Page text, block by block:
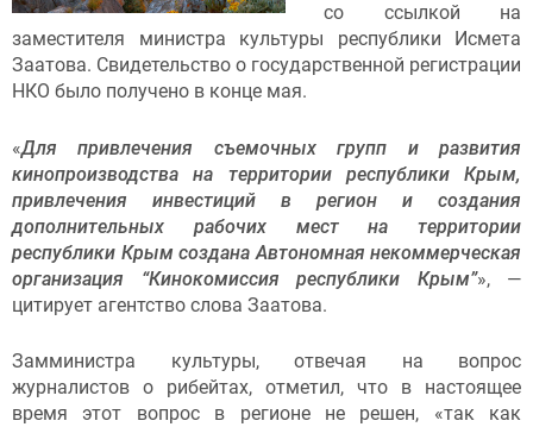
со ссылкой на
заместителя министра культуры республики Исмета
Заатова. Свидетельство о государственной регистрации
НКО было получено в конце мая.
«Для привлечения съемочных групп и развития
кинопроизводства на территории республики Крым,
привлечения инвестиций в регион и создания
дополнительных рабочих мест на территории
республики Крым создана Автономная некоммерческая
организация “Кинокомиссия республики Крым”», —
цитирует агентство слова Заатова.
Замминистра культуры, отвечая на вопрос
журналистов о рибейтах, отметил, что в настоящее
время этот вопрос в регионе не решен, «так как